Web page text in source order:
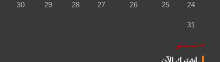
24
25
26
27
28
29
30
31
« سبتمبر